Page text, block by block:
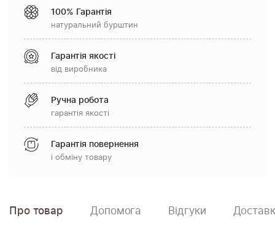
100% Гарантія
натуральний бурштин
Гарантія якості
від виробника
Ручна робота
гарантія якості
Гарантія повернення
і обміну товару
Про товар Допомога Відгуки